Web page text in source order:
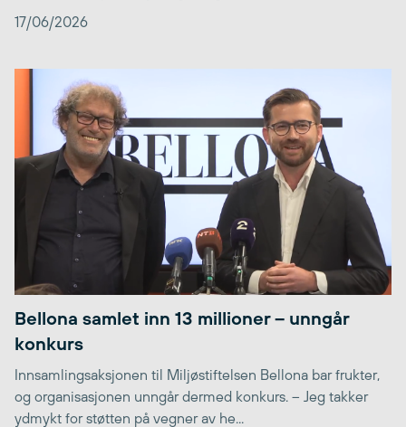
17/06/2026
Bellona samlet inn 13 millioner – unngår
konkurs
Innsamlingsaksjonen til Miljøstiftelsen Bellona bar frukter,
og organisasjonen unngår dermed konkurs. – Jeg takker
ydmykt for støtten på vegner av he...